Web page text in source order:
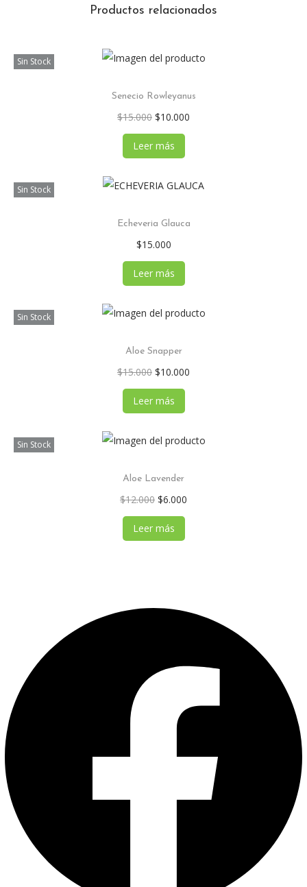
Productos relacionados
Sin Stock
Senecio Rowleyanus
$15.000 $10.000
Leer más
Sin Stock
Echeveria Glauca
$15.000
Leer más
Sin Stock
Aloe Snapper
$15.000 $10.000
Leer más
Sin Stock
Aloe Lavender
$12.000 $6.000
Leer más